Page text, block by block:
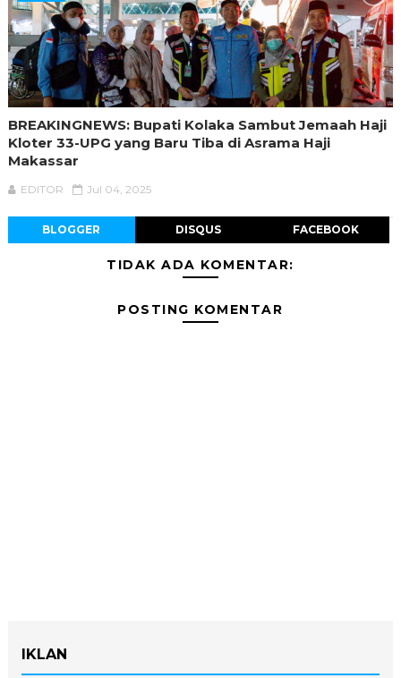
BREAKINGNEWS: Bupati Kolaka Sambut Jemaah Haji
Kloter 33-UPG yang Baru Tiba di Asrama Haji
Makassar
EDITOR Jul 04, 2025
BLOGGER DISQUS FACEBOOK
TIDAK ADA KOMENTAR:
POSTING KOMENTAR
IKLAN